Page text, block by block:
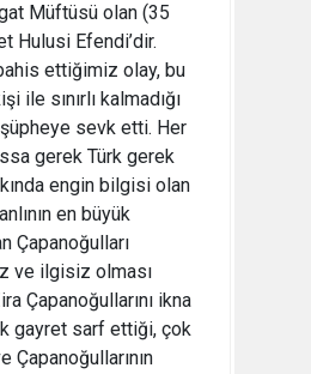
Müftüsü olan (35
Hulusi Efendi’dir.
ettiğimiz olay, bu
ile sınırlı kalmadığı
sevk etti. Her
gerek Türk gerek
engin bilgisi olan
en büyük
Çapanoğulları
ve ilgisiz olması
Çapanoğullarını ikna
gayret sarf ettiği, çok
Çapanoğullarının